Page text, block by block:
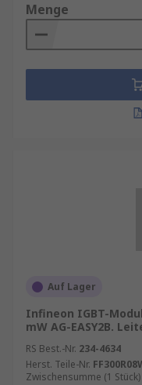
Menge
Auf Lager
Infineon IGBT-
mW AG-EASY2B.
RS Best.-Nr. 234-4634
Herst. Teile-Nr.
Zwischensumme (1 Stück)